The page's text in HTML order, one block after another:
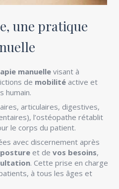
une pratique
manuellevisant à
de mobilité active et
humain.
articulaires, digestives,
l’ostéopathe rétablit
le corps du patient.
avec discernement après
posture et de vos besoins,
. Cette prise en charge
à tous les âges et